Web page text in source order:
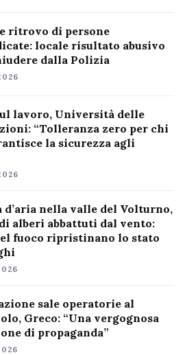
ritrovo di persone
locale risultato abusivo
dalla Polizia
lavoro, Università delle
“Tolleranza zero per chi
la sicurezza agli
d’aria nella valle del Volturno,
alberi abbattuti dal vento:
fuoco ripristinano lo stato
sale operatorie al
Greco: “Una vergognosa
di propaganda”